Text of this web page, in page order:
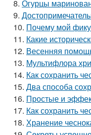
8. Огурцы
9.
10. Почему мой
11. Какие
12. Весенняя
13. Мультифлора
14. Как сохранить
15. Два способа
16. Простые и
17. Как сохранить
18. Хранение